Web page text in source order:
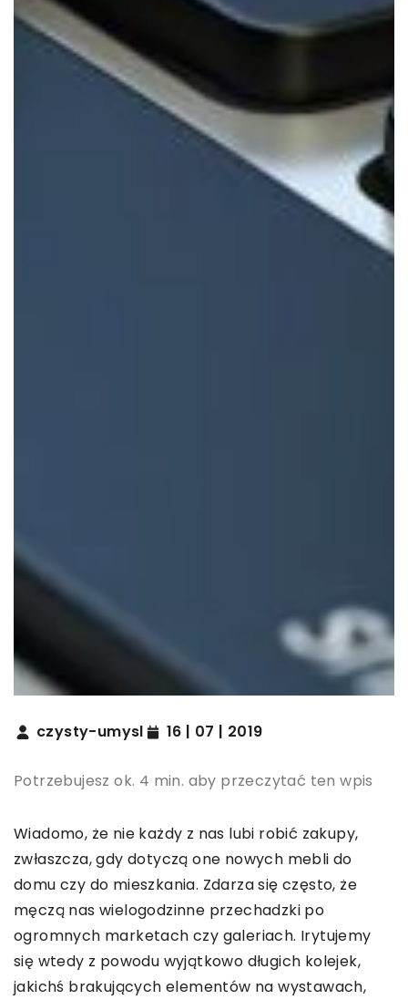
czysty-umysl 16 | 07 | 2019
Potrzebujesz ok. 4 min. aby przeczytać ten wpis
Wiadomo, że nie każdy z nas lubi robić zakupy,
zwłaszcza, gdy dotyczą one nowych mebli do
domu czy do mieszkania. Zdarza się często, że
męczą nas wielogodzinne przechadzki po
ogromnych marketach czy galeriach. Irytujemy
się wtedy z powodu wyjątkowo długich kolejek,
jakichś brakujących elementów na wystawach,